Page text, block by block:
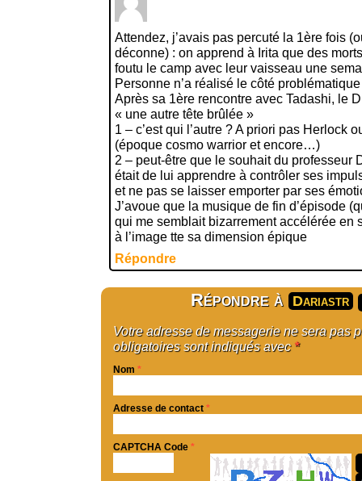
Attendez, j’avais pas percuté la 1ère fois
déconne) : on apprend à Irita que des
foutu le camp avec leur vaisseau une
Personne n’a réalisé le côté
Après sa 1ère rencontre avec Tadashi, le
« une autre tête brûlée »
1 – c’est qui l’autre ? A priori pas Herlock
(époque cosmo warrior et encore…)
2 – peut-être que le souhait du professeur
était de lui apprendre à contrôler ses
et ne pas se laisser emporter par ses
J’avoue que la musique de fin d’épisode
qui me semblait bizarrement accélérée en
à l’image tte sa dimension épique
Répondre
Répondre à Dariastr
Votre adresse de messagerie ne sera pas
obligatoires sont indiqués avec *
Nom *
Adresse de contact *
CAPTCHA Code *